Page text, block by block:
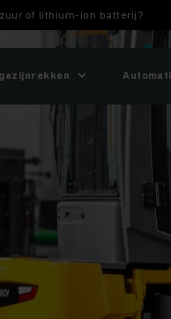
of lithium-ion batterij?